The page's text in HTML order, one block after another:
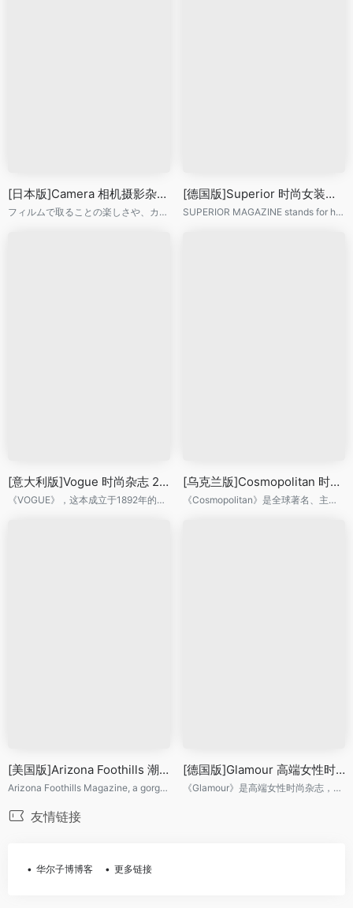
[日本版]Camera 相机摄影杂志 2014年8月刊
フィルムで取ることの楽しさや、カメラとともに過ごす時間の楽しさを伝えます。
[德国版]Superior 时尚女装杂志 2014年柏林时装周特刊
SUPERIOR MAGAZINE stands for high-quality fashion photography & film by young vanguard photographers & filmmakers, art and Design across the world – connected to fashion. The magazine offers its readers exciting, fresh photo editorials & films as well as background interviews and reports around the international fashion and beauty scene.
[意大利版]Vogue 时尚杂志 2014年7月刊
《VOGUE》，这本成立于1892年的杂志是世界上历史悠久广受尊崇的一本时尚类杂志。
[乌克兰版]Cosmopolitan 时尚杂志 2014年7-8月刊
《Cosmopolitan》是全球著名、主要针对女性读者的时尚类杂志。
[美国版]Arizona Foothills 潮流女装服装时装配饰杂志 2014年7月刊
Arizona Foothills Magazine, a gorgeous, high-end publication, is an upscale lifestyle magazine that reaches affluent, well-educated readers in the prestigious desert foothills communities of Arizona.
[德国版]Glamour 高端女性时尚杂志 2014年8月刊
《Glamour》是高端女性时尚杂志，以其独特的编辑理念与视角报道时装、美容、名流及跟女性生活息息相关的一切。
友情链接
华尔子博博客 更多链接